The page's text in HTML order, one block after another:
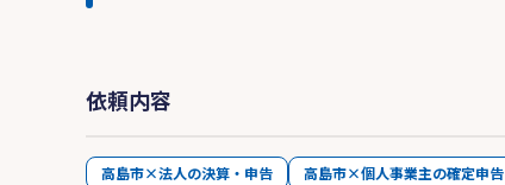
依頼内容
高島市×法人の決算・申告 高島市×個人事業主の確定申告